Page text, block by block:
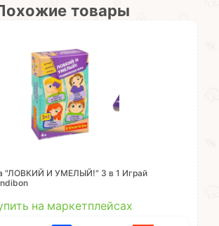
товары
"ЛОВКИЙ И УМЕЛЫЙ!" 3 в 1 Играй
на маркетплейсах